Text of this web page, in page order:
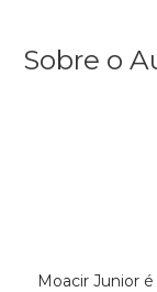
Sobre o
Moacir Junior